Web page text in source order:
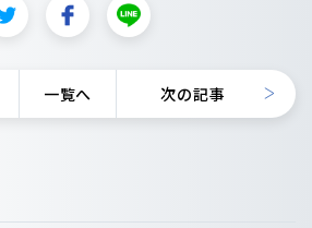
一覧へ 次の記事